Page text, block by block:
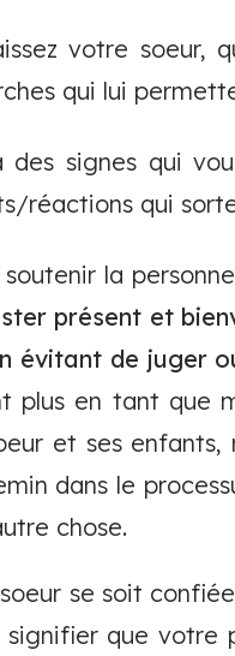
votre soeur,
qui lui
des signes qui
réactions qui
la
présent et
évitant de juger
plus en tant que
et ses enfants,
dans le
chose.
se soit
signifier que